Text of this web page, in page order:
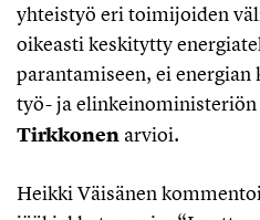
yhteistyö eri toimijoiden
oikeasti keskitytty
parantamiseen, ei
työ- ja
Tirkkonen arvioi.
Heikki Väisänen